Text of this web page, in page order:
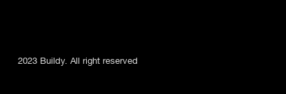
2023 Buildy. All right reserved